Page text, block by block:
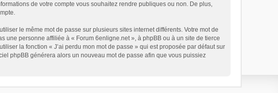
de votre compte vous souhaitez rendre publiques ou non. De plus,
le même mot de passe sur plusieurs sites internet différents. Votre mot de
une personne affiliée à « Forum 6enligne.net », à phpBB ou à un site de tierce
la fonction « J’ai perdu mon mot de passe » qui est proposée par défaut sur
phpBB générera alors un nouveau mot de passe afin que vous puissiez